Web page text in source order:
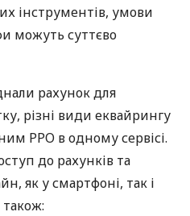
інструментів, умови
можуть суттєво
рахунок для
різні види еквайрингу
РРО в одному сервісі.
до рахунків та
як у смартфоні, так і
також: